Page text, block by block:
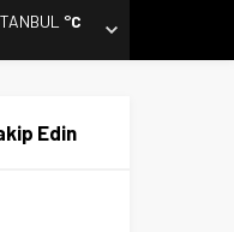
°C
Edin